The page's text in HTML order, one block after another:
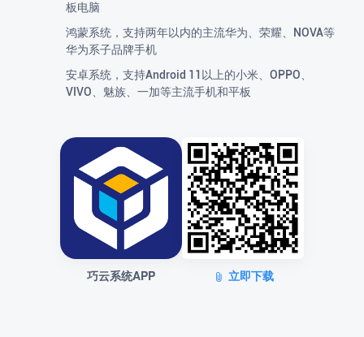
板电脑
鸿蒙系统，支持两年以内的主流华为、荣耀、NOVA等
华为系子品牌手机
安卓系统，支持Android 11以上的小米、OPPO、
VIVO、魅族、一加等主流手机和平板
巧云系统APP 立即下载